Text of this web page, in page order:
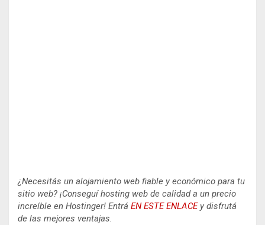
¿Necesitás un alojamiento web fiable y económico para tu
sitio web? ¡Conseguí hosting web de calidad a un precio
increíble en Hostinger! Entrá EN ESTE ENLACEy disfrutá
de las mejores ventajas.